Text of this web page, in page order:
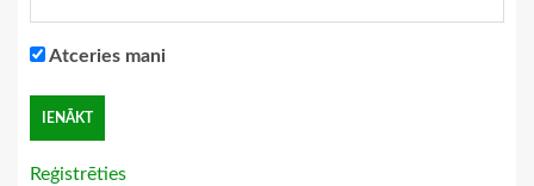
Atceries mani
Reģistrēties